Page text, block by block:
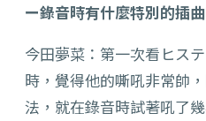
ー錄音時有什麼特別的插
今田夢菜：第一次看ヒス
時，覺得他的嘶吼非常帥
法，就在錄音時試著吼了